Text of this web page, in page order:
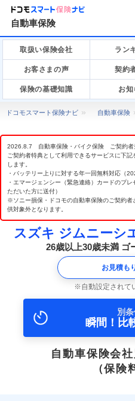
自動車保険
取扱い保険会社 ラン
お客さまの声 契約
保険の基礎知識 お知
ドコモスマート保険ナビ 自動車保険
2026.8.7 自動車保険・バイク保険 ご契約者
ご契約者特典として利用できるサービスに下
します。
・バッテリー上りに対する年一回無料対応（
・エマージェンシー（緊急連絡）カードのプ
ただいた方に送付）
※ソニー損保・ドコモの自動車保険のご契約
供対象外となります。
スズキ ジムニーシ
26歳以上30歳未満 ゴ
お見積も
自動設定されて
別
瞬間！比
自動車保険会
（保険